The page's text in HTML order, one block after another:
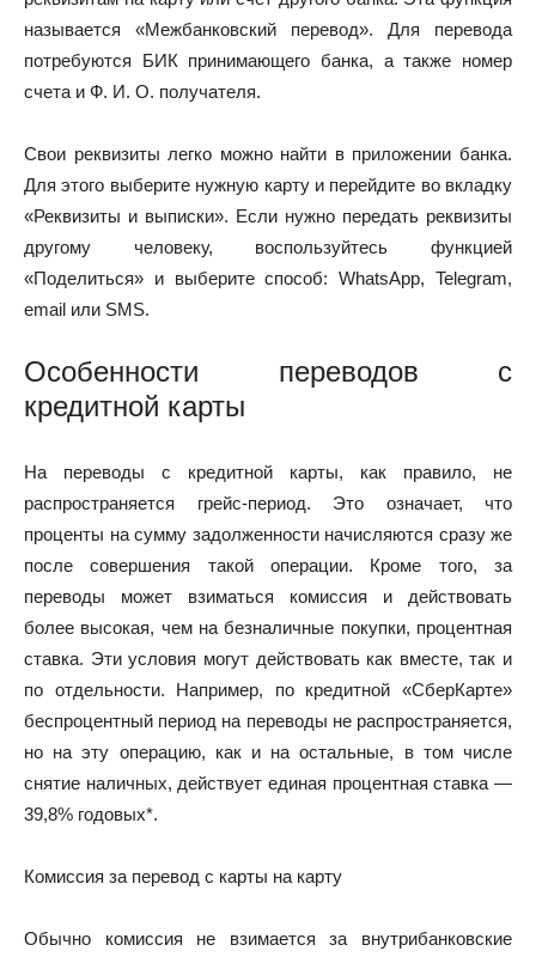
называется «Межбанковский перевод». Для перевода
потребуются БИК принимающего банка, а также номер
счета и Ф. И. О. получателя.
Свои реквизиты легко можно найти в приложении банка.
Для этого выберите нужную карту и перейдите во вкладку
«Реквизиты и выписки». Если нужно передать реквизиты
другому человеку, воспользуйтесь функцией
«Поделиться» и выберите способ: WhatsApp, Telegram,
email или SMS.
Особенности переводов с
кредитной карты
На переводы с кредитной карты, как правило, не
распространяется грейс-период. Это означает, что
проценты на сумму задолженности начисляются сразу же
после совершения такой операции. Кроме того, за
переводы может взиматься комиссия и действовать
более высокая, чем на безналичные покупки, процентная
ставка. Эти условия могут действовать как вместе, так и
по отдельности. Например, по кредитной «СберКарте»
беспроцентный период на переводы не распространяется,
но на эту операцию, как и на остальные, в том числе
снятие наличных, действует единая процентная ставка —
39,8% годовых*.
Комиссия за перевод с карты на карту
Обычно комиссия не взимается за внутрибанковские